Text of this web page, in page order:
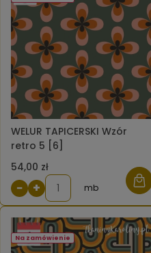
WELUR TAPICERSKI Wzór
retro 5 [6]
54,00 zł
− + mb
Na zamówienie